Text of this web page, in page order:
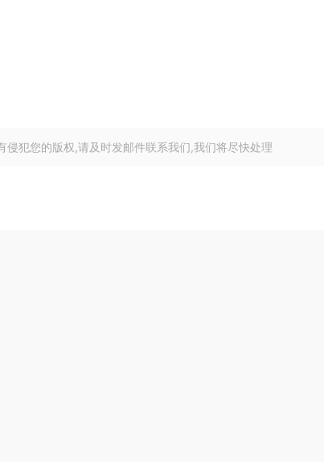
犯您的版权,请及时发邮件联系我们,我们将尽快处理